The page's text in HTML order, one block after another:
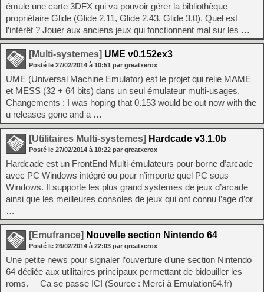
émule une carte 3DFX qui va pouvoir gérer la bibliothèque
propriétaire Glide (Glide 2.11, Glide 2.43, Glide 3.0). Quel est
l’intérêt ? Jouer aux anciens jeux qui fonctionnent mal sur les …
[Multi-systemes] UME v0.152ex3
Posté le 27/02/2014 à 10:51 par greatxerox
UME (Universal Machine Emulator) est le projet qui relie MAME
et MESS (32 + 64 bits) dans un seul émulateur multi-usages.
Changements : I was hoping that 0.153 would be out now with the
u releases gone and a …
[Utilitaires Multi-systemes] Hardcade v3.1.0b
Posté le 27/02/2014 à 10:22 par greatxerox
Hardcade est un FrontEnd Multi-émulateurs pour borne d’arcade
avec PC Windows intégré ou pour n’importe quel PC sous
Windows. Il supporte les plus grand systemes de jeux d’arcade
ainsi que les meilleures consoles de jeux qui ont connu l’age d’or
…
[Emufrance] Nouvelle section Nintendo 64
Posté le 26/02/2014 à 22:03 par greatxerox
Une petite news pour signaler l’ouverture d’une section Nintendo
64 dédiée aux utilitaires principaux permettant de bidouiller les
roms. Ca se passe ICI (Source : Merci à Emulation64.fr)